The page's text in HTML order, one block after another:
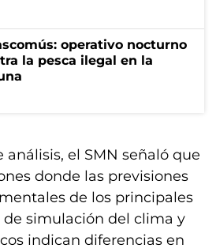
operativo nocturno
la pesca ilegal en la
análisis, el SMN señaló que
donde las previsiones
de los principales
simulación del clima y
indican diferencias en